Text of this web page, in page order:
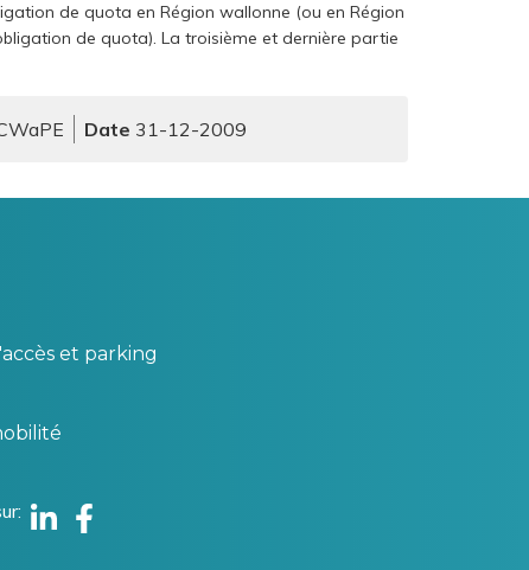
de quota en Région wallonne (ou en Région
de quota). La troisième et dernière partie
31-12-2009
et parking
Linkedin
Facebook